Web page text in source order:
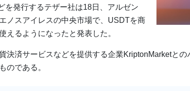
を発行するテザー社は18日、アルゼン
ノスアイレスの中央市場で、USDTを商
えるようになったと発表した。
決済サービスなどを提供する企業KriptonMarketとの
のである。